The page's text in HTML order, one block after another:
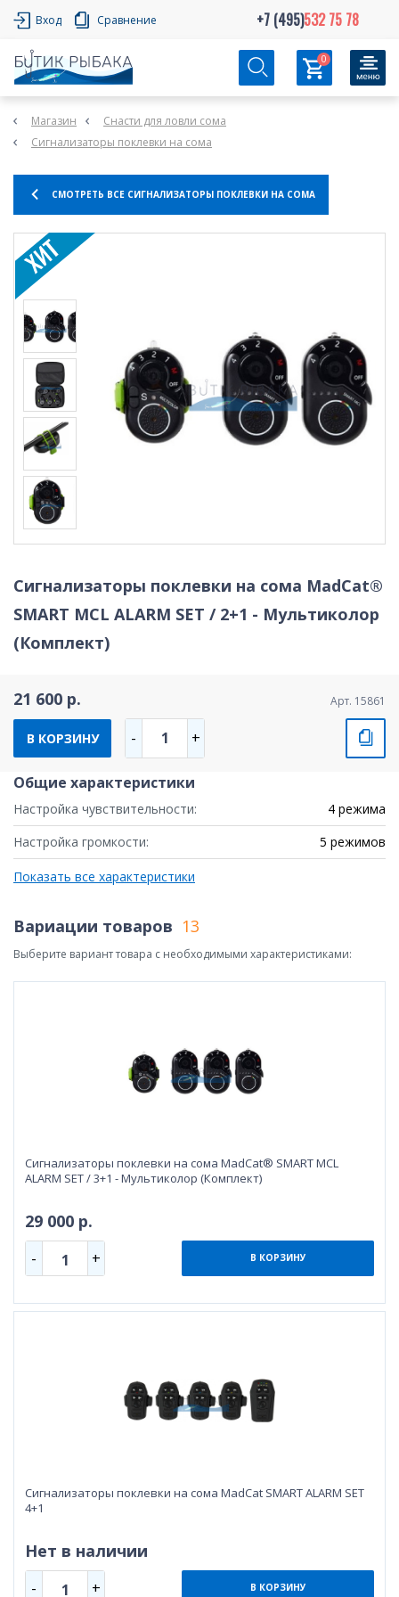
Вход Сравнение +7 (495)532 75 78
0
Магазин
Снасти для ловли сома
Сигнализаторы поклевки на сома
СМОТРЕТЬ ВСЕ СИГНАЛИЗАТОРЫ ПОКЛЕВКИ НА СОМА
Сигнализаторы поклевки на сома MadCat®
SMART MCL ALARM SET / 2+1 - Мультиколор
(Комплект)
21 600 р. Арт. 15861
В КОРЗИНУ - 1 +
Общие характеристики
Настройка чувствительности:
4 режима
Настройка громкости:
5 режимов
Показать все характеристики
Вариации товаров 13
Выберите вариант товара с необходимыми характеристиками:
Сигнализаторы поклевки на сома MadCat® SMART MCL
ALARM SET / 3+1 - Мультиколор (Комплект)
29 000 р.
- 1 + В КОРЗИНУ
Сигнализаторы поклевки на сома MadCat SMART ALARM SET
4+1
Нет в наличии
- 1 + В КОРЗИНУ